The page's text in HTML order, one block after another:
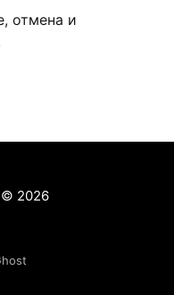
отмена и
2026